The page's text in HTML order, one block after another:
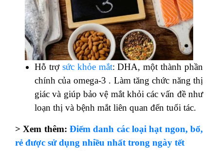
Hỗ trợ sức khỏe mắt: DHA, một thành phần
chính của omega-3 . Làm tăng chức năng thị
giác và giúp bảo vệ mắt khỏi các vấn đề như
loạn thị và bệnh mắt liên quan đến tuổi tác.
> Xem thêm: Điểm danh các loại hạt ngon, bổ,
rẻ được sử dụng nhiều nhất trong ngày tết